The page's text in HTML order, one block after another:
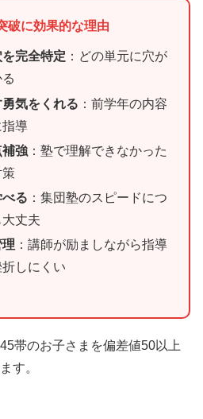
破に効果的な理由
完全特定 ：どの単元に穴が
気をくれる ：前学年の内容
指導
強 ：塾で理解できなかった
策
る ：集団塾のスピードにつ
丈夫
：講師が励ましながら指導
しにくい
帯のお子さまを偏差値50以上
す。